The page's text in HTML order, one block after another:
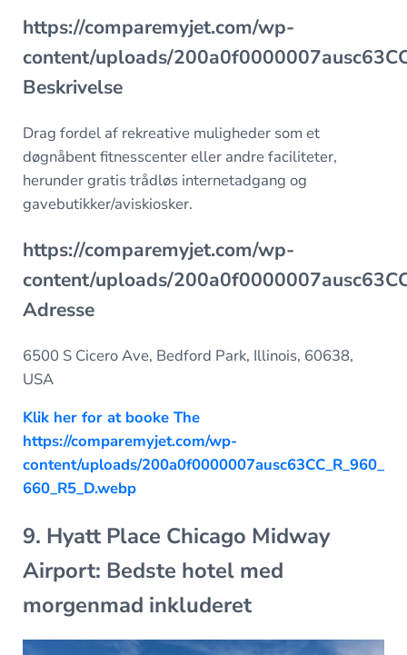
https://comparemyjet.com/wp-
content/uploads/
Beskrivelse
Drag fordel af rekreative muligheder som et
døgnåbent fitnesscenter eller andre faciliteter,
herunder gratis trådløs internetadgang og
gavebutikker/aviskiosker.
https://comparemyjet.com/wp-
content/uploads/
Adresse
6500 S Cicero Ave, Bedford Park, Illinois, 60638,
USA
Klik her for at booke The
https://comparemyjet.com/wp-
content/uploads/200a0f0000007ausc63CC_R_960_
660_R5_D.webp
9. Hyatt Place Chicago Midway
Airport: Bedste hotel med
morgenmad inkluderet